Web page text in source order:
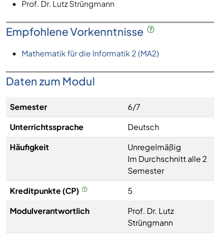
Prof. Dr. Lutz Strüngmann
Empfohlene Vorkenntnisse
Mathematik für die Informatik 2 (MA2)
Daten zum Modul
Semester
6/7
Unterrichtssprache
Deutsch
Häufigkeit
Unregelmäßig
Im Durchschnitt alle 2
Semester
Kreditpunkte (CP)
5
Modulverantwortlich
Prof. Dr. Lutz
Strüngmann